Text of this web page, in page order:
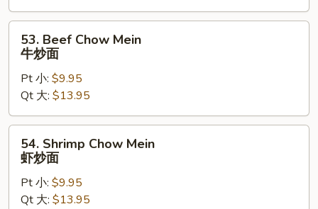
炒
面
53.
Beef
Chow
Mein
炒
面
53. Beef Chow Mein
牛炒面
Pt 小: $9.95
Qt 大: $13.95
54.
Shrimp
Chow
Mein
54. Shrimp Chow Mein
虾炒面
Pt 小: $9.95
Qt 大: $13.95